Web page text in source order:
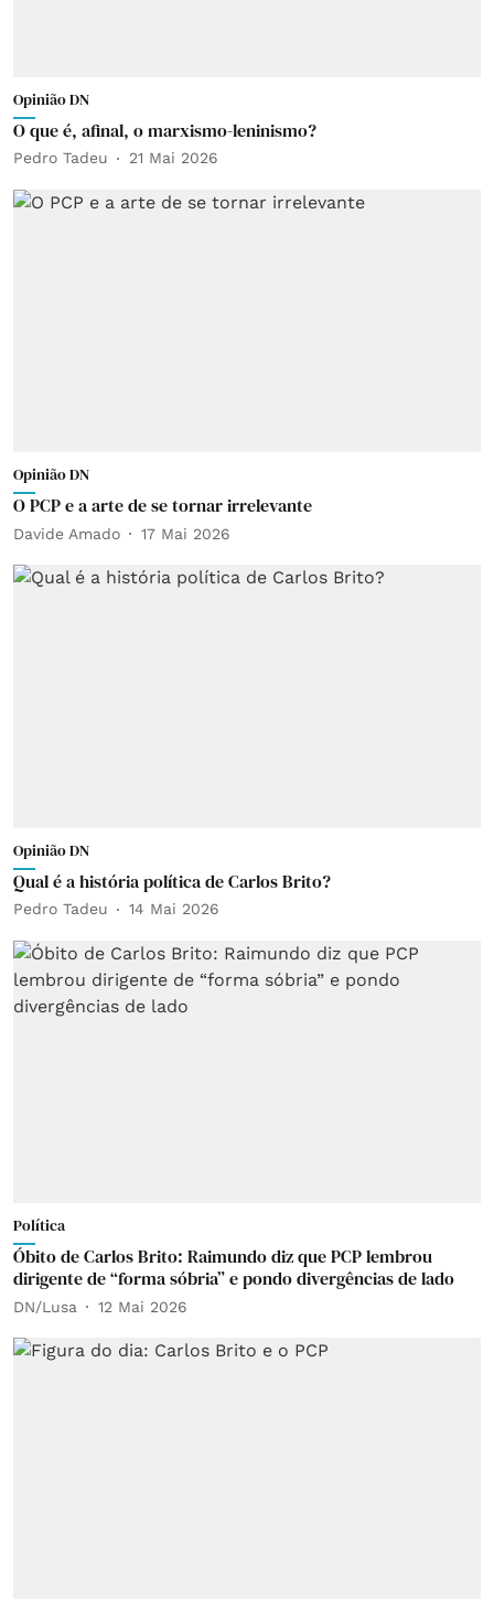
Opinião DN
O que é, afinal, o marxismo-leninismo?
Pedro Tadeu 21 Mai 2026
Opinião DN
O PCP e a arte de se tornar irrelevante
Davide Amado 17 Mai 2026
Opinião DN
Qual é a história política de Carlos Brito?
Pedro Tadeu 14 Mai 2026
Política
Óbito de Carlos Brito: Raimundo diz que PCP lembrou
dirigente de “forma sóbria” e pondo divergências de lado
DN/Lusa 12 Mai 2026